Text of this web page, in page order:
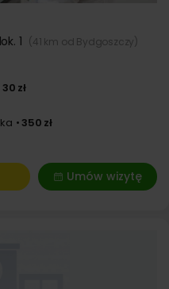
1 (41 km od Bydgoszczy)
30 zł
350 zł
Umów wizytę